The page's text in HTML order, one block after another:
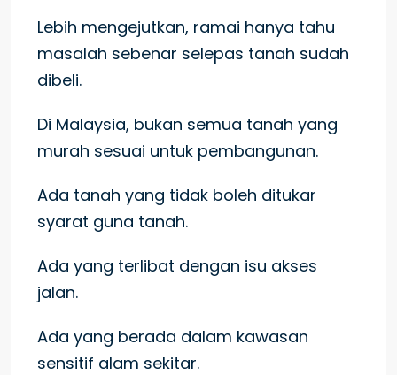
Lebih mengejutkan, ramai hanya tahu
masalah sebenar selepas tanah sudah
dibeli.
Di Malaysia, bukan semua tanah yang
murah sesuai untuk pembangunan.
Ada tanah yang tidak boleh ditukar
syarat guna tanah.
Ada yang terlibat dengan isu akses
jalan.
Ada yang berada dalam kawasan
sensitif alam sekitar.